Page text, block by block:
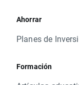
Ahorrar
Planes de
Formación